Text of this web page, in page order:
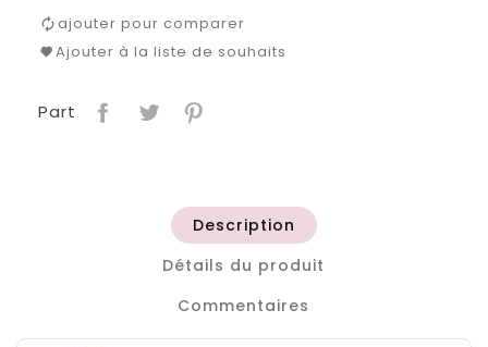
ajouter pour comparer
Ajouter à la liste de souhaits
Part
Description
Détails du produit
Commentaires